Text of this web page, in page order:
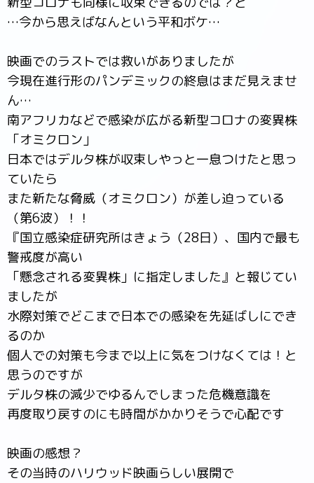
…今から思えばなんという平和ボケ…
映画でのラストでは救いがありましたが
今現在進行形のパンデミックの終息はまだ見えませ
ん…
南アフリカなどで感染が広がる新型コロナの変異株
「オミクロン」
日本ではデルタ株が収束しやっと一息つけたと思っ
ていたら
また新たな脅威（オミクロン）が差し迫っている
（第6波）！！
『国立感染症研究所はきょう（28日）、国内で最も
警戒度が高い
「懸念される変異株」に指定しました』と報じてい
ましたが
水際対策でどこまで日本での感染を先延ばしにでき
るのか
個人での対策も今まで以上に気をつけなくては！と
思うのですが
デルタ株の減少でゆるんでしまった危機意識を
再度取り戻すのにも時間がかかりそうで心配です
映画の感想？
その当時のハリウッド映画らしい展開で